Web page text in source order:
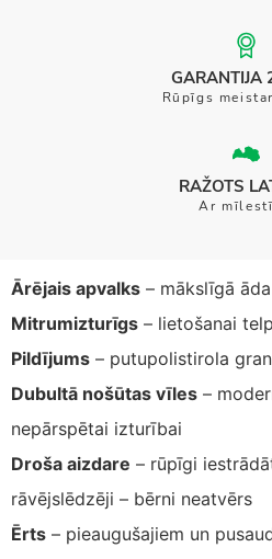
GARANTIJA
Rūpīgs
RAŽOTS
Ar
Ārējais apvalks – mākslīgā āda
Mitrumizturīgs – lietošanai
Pildījums – putupolistirola
Dubultā nošūtas vīles –
nepārspētai izturībai
Droša aizdare – rūpīgi
rāvējslēdzēji – bērni neatvērs
Ērts – pieaugušajiem un